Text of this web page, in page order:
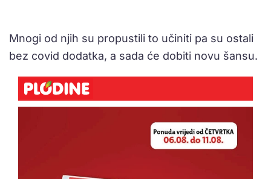
Mnogi od njih su propustili to učiniti pa su ostali
bez covid dodatka, a sada će dobiti novu šansu.